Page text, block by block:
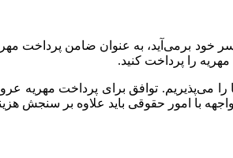
برمی‌آید، به عنوان ضامن پرداخت
را پرداخت کنید.
می‌پذیریم. توافق برای پرداخت مهریه
با امور حقوقی باید علاوه بر سنجش